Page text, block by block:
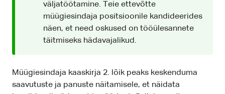
väljatöötamine. Teie ettevõtte
müügiesindaja positsioonile kandideerides
näen, et need oskused on tööülesannete
täitmiseks hädavajalikud.
Müügiesindaja kaaskirja 2. lõik peaks keskenduma
saavutuste ja panuste näitamisele, et näidata